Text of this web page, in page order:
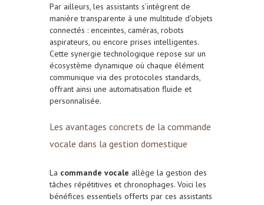
Par ailleurs, les assistants s’intègrent de
manière transparente à une multitude d’objets
connectés : enceintes, caméras, robots
aspirateurs, ou encore prises intelligentes.
Cette synergie technologique repose sur un
écosystème dynamique où chaque élément
communique via des protocoles standards,
offrant ainsi une automatisation fluide et
personnalisée.
Les avantages concrets de la commande
vocale dans la gestion domestique
La commande vocale allège la gestion des
tâches répétitives et chronophages. Voici les
bénéfices essentiels offerts par ces assistants